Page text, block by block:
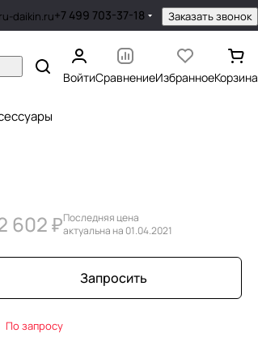
daikin.ru+7 499 703-37-18 Заказать звонок
ВойтиСравнениеИзбранноеКорзина
602 ₽Последняя цена
актуальна на 01.04.2021
Запросить
По запросу